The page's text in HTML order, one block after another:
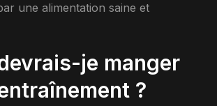
une alimentation saine et
je manger
?